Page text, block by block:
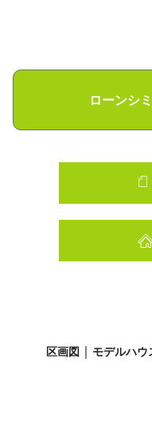
ローンシ
■返済期間
区画図 モデルハウ